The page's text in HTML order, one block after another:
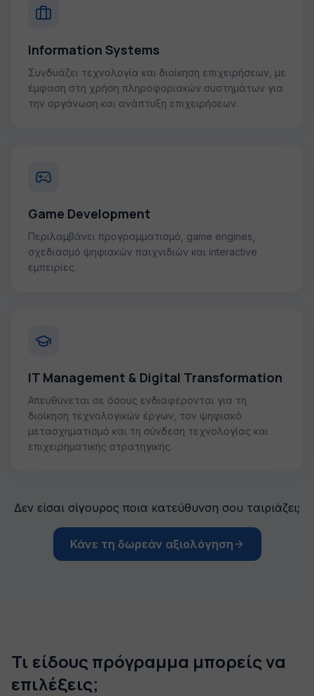
Information Systems
Συνδυάζει τεχνολογία και διοίκηση επιχειρήσεων, με
έμφαση στη χρήση πληροφοριακών συστημάτων για
την οργάνωση και ανάπτυξη επιχειρήσεων.
Game Development
Περιλαμβάνει προγραμματισμό, game engines,
σχεδιασμό ψηφιακών παιχνιδιών και interactive
εμπειρίες.
IT Management & Digital Transformation
Απευθύνεται σε όσους ενδιαφέρονται για τη
διοίκηση τεχνολογικών έργων, τον ψηφιακό
μετασχηματισμό και τη σύνδεση τεχνολογίας και
επιχειρηματικής στρατηγικής.
Δεν είσαι σίγουρος ποια κατεύθυνση σου ταιριάζει;
Κάνε τη δωρεάν αξιολόγηση
Τι είδους πρόγραμμα μπορείς να
επιλέξεις;